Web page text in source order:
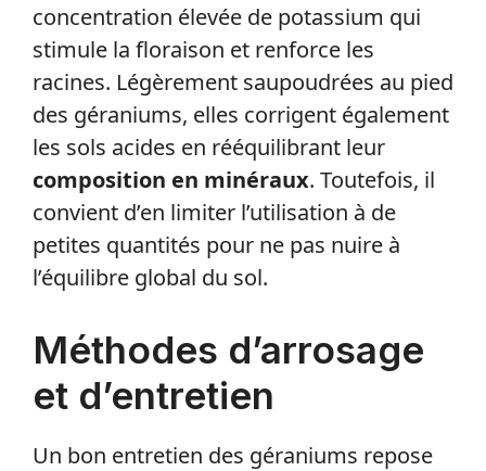
concentration élevée de potassium qui
stimule la floraison et renforce les
racines. Légèrement saupoudrées au pied
des géraniums, elles corrigent également
les sols acides en rééquilibrant leur
composition en minéraux. Toutefois, il
convient d’en limiter l’utilisation à de
petites quantités pour ne pas nuire à
l’équilibre global du sol.
Méthodes d’arrosage
et d’entretien
Un bon entretien des géraniums repose